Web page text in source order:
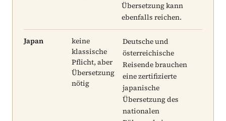
Übersetzung kann
ebenfalls reichen.
Japan
keine
klassische
Pflicht, aber
Übersetzung
nötig
Deutsche und
österreichische
Reisende brauchen
eine zertifizierte
japanische
Übersetzung des
nationalen